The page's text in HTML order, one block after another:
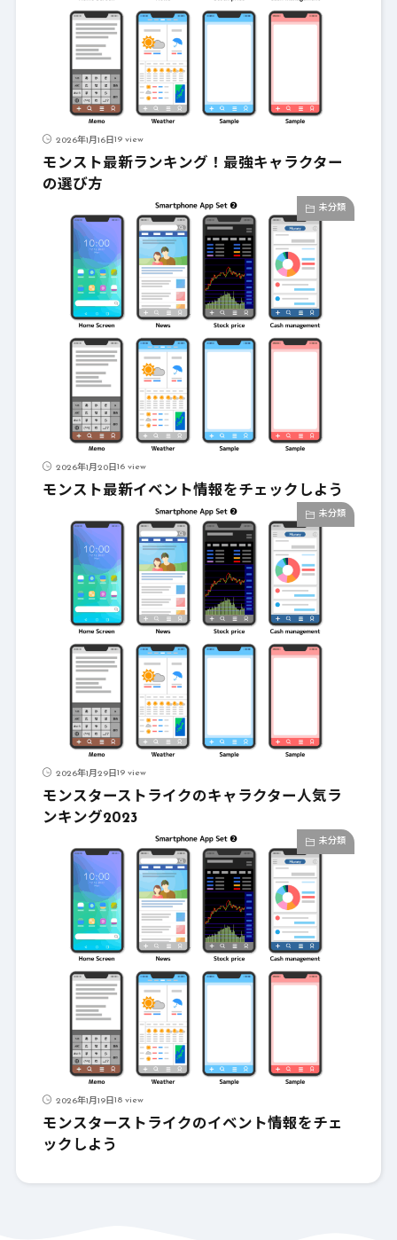
2026年1月16日19 view
モンスト最新ランキング！最強キャラクター
の選び方
未分類
2026年1月20日16 view
モンスト最新イベント情報をチェックしよう
未分類
2026年1月29日19 view
モンスターストライクのキャラクター人気ラ
ンキング2023
未分類
2026年1月19日18 view
モンスターストライクのイベント情報をチェ
ックしよう